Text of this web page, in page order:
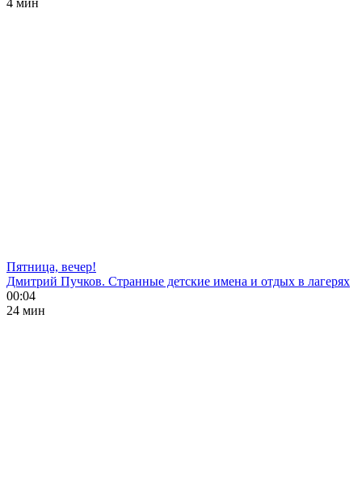
4 мин
Пятница, вечер!
Дмитрий Пучков. Странные детские имена и отдых в лагерях
00:04
24 мин